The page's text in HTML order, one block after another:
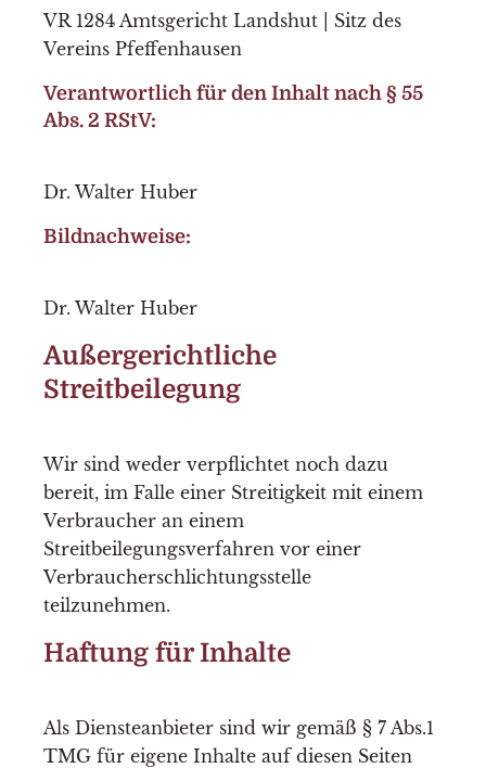
VR 1284 Amtsgericht Landshut | Sitz des
Vereins Pfeffenhausen
Verantwortlich für den Inhalt nach § 55
Abs. 2 RStV:
Dr. Walter Huber
Bildnachweise:
Dr. Walter Huber
Außergerichtliche
Streitbeilegung
Wir sind weder verpflichtet noch dazu
bereit, im Falle einer Streitigkeit mit einem
Verbraucher an einem
Streitbeilegungsverfahren vor einer
Verbraucherschlichtungsstelle
teilzunehmen.
Haftung für Inhalte
Als Diensteanbieter sind wir gemäß § 7 Abs.1
TMG für eigene Inhalte auf diesen Seiten